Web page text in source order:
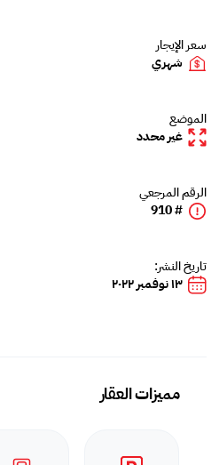
سعر الإيجار
شهري
الموضع
غير محدد
الرقم المرجعي
# 910
تاريخ النشر:
١٣ نوفمبر ٢٠٢٢
مميزات العقار